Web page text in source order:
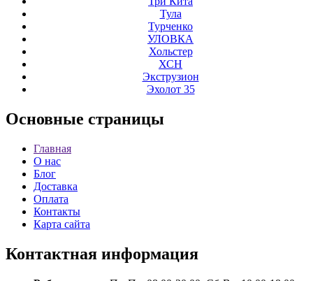
Тула
Турченко
УЛОВКА
Хольстер
ХСН
Экструзион
Эхолот 35
Основные страницы
Главная
О нас
Блог
Доставка
Оплата
Контакты
Карта сайта
Контактная информация